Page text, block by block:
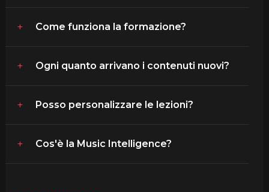
Come funziona la formazione?
Ogni quanto arrivano i contenuti nuovi?
Posso personalizzare le lezioni?
Cos'è la Music Intelligence?